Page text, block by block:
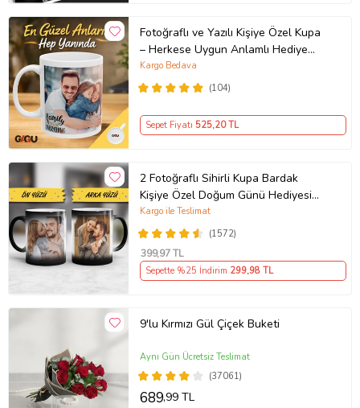
Fotoğraflı ve Yazılı Kişiye Özel Kupa
– Herkese Uygun Anlamlı Hediye
Porselen Baskılı Kupa (Beyaz)
(104)
Kargo Bedava
Sepet Fiyatı 525,20 TL
2 Fotoğraflı Sihirli Kupa Bardak
Kişiye Özel Doğum Günü Hediyesi
Sevgiliye Hediye Anneye Babaya
Ablaya Abiye Kız Erkek Kardeşe
Arkadaşa Resimli Günü Yıl Dönümü
Hediyesi
(1572)
Kargo ile Teslimat
399,97 TL
Sepette %25 İndirim 299,98 TL
9'lu Kırmızı Gül Çiçek Buketi
(37061)
Aynı Gün Ücretsiz Teslimat
689,99 TL